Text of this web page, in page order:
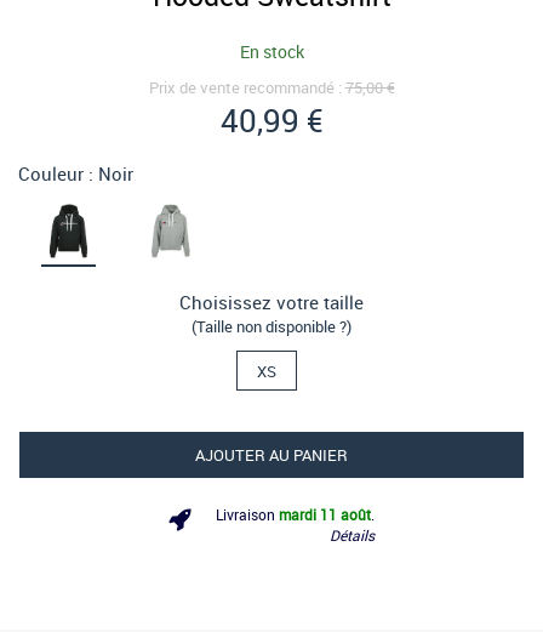
En stock
Prix de vente recommandé :75,00 €
40,99 €
Couleur : Noir
Choisissez votre taille
(Taille non disponible ?)
XS
AJOUTER AU PANIER
Livraison mardi 11 août
Détails